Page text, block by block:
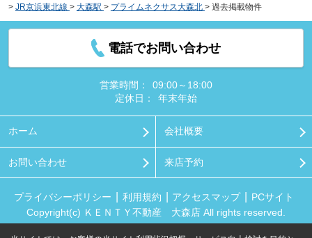
> JR京浜東北線 > 大森駅 > プライムネクサス大森北 > 過去掲載物件
電話でお問い合わせ
営業時間：
09:00～18:00
定休日：
年末年始
ホーム 会社概要
お問い合わせ 来店予約
プライバシーポリシー 利用規約 アクセスマップ
PCサイト
Copyright(c) ＫＥＮＴＹ不動産 大森店 All rights reserved.